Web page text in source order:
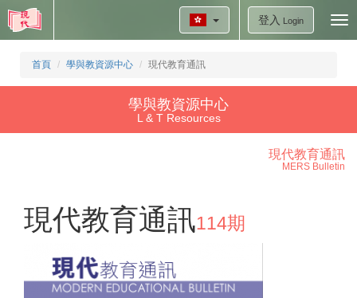
登入 Login
首頁 學與教資源中心 現代教育通訊
學與教資源中心
L & T Resources
現代教育通訊
MERS Bulletin
現代教育通訊114期